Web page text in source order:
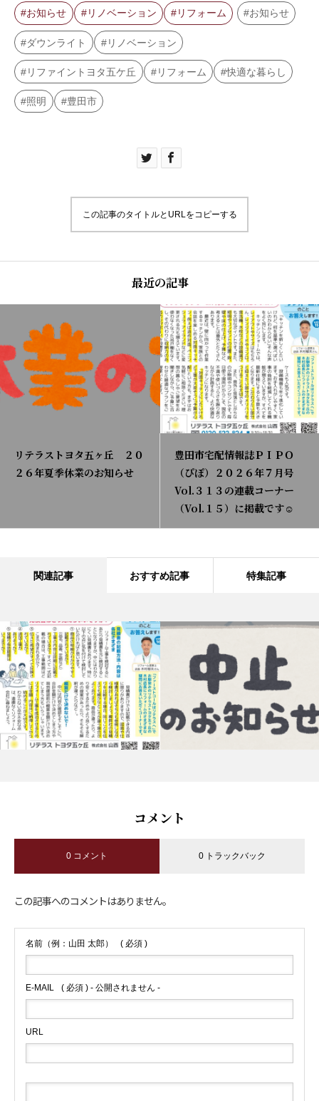
お知らせ リノベーション リフォーム お知らせ
ダウンライト リノベーション
リファイントヨタ五ケ丘 リフォーム 快適な暮らし
照明 豊田市
この記事のタイトルとURLをコピーする
最近の記事
リテラストヨタ五ヶ丘 ２０
２６年夏季休業のお知らせ
豊田市宅配情報誌ＰＩＰＯ
（ぴぽ）２０２６年７月号
Vol.３１３の連載コーナー
（Vol.１５）に掲載です☺
関連記事 おすすめ記事 特集記事
コメント
0 コメント 0 トラックバック
この記事へのコメントはありません。
名前（例：山田 太郎） ( 必須 )
E-MAIL ( 必須 ) - 公開されません -
URL